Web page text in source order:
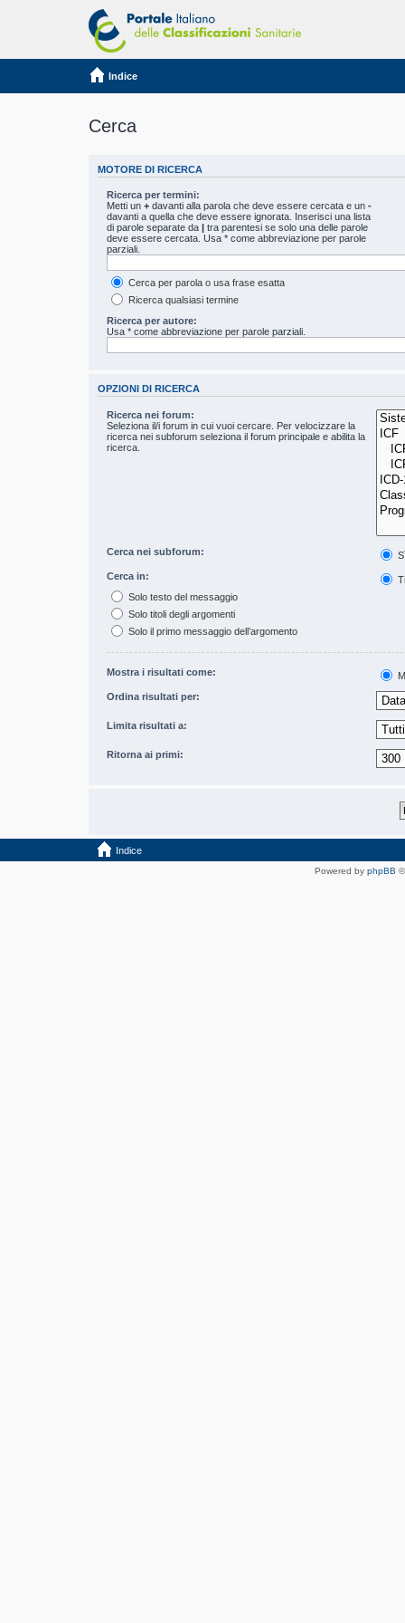
Indice
Cerca
MOTORE DI RICERCA
Ricerca per termini:
Metti un+ davanti alla parola che deve essere cercata e un-
davanti a quella che deve essere ignorata. Inserisci una lista
di parole separate da
tra parentesi se solo una delle parole
deve essere cercata. Usa * come abbreviazione per parole
parziali.
Cerca per parola o usa frase esatta
Ricerca qualsiasi termine
Ricerca per autore:
Usa * come abbreviazione per parole parziali.
OPZIONI DI RICERCA
Ricerca nei forum:
Seleziona il/i forum in cui vuoi cercare. Per velocizzare la
ricerca nei subforum seleziona il forum principale e abilita la
ricerca.
Cerca nei subforum:
Cerca in:
Solo testo del messaggio
Solo titoli degli argomenti
Solo il primo messaggio dell’argomento
Mostra i risultati come:
Ordina risultati per:
Limita risultati a:
Ritorna ai primi:
Indice
Powered by phpBB